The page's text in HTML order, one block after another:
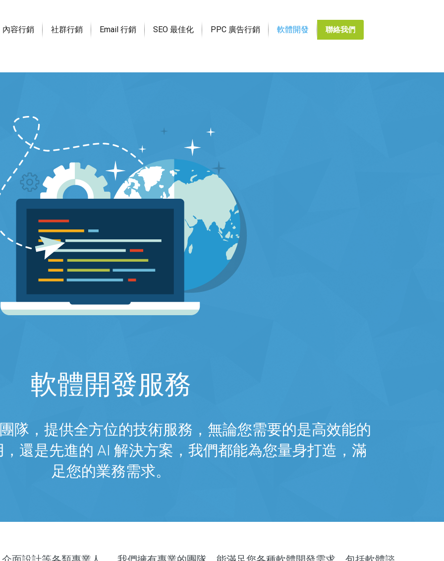
內容行銷 社群行銷 Email 行銷 SEO 最佳化 PPC 廣告行銷 軟體開發 聯絡我們
軟體開發服務
隊，提供全方位的技術服務，無論您需要的是高效能的
還是先進的 AI 解決方案，我們都能為您量身打造，滿
足您的業務需求。